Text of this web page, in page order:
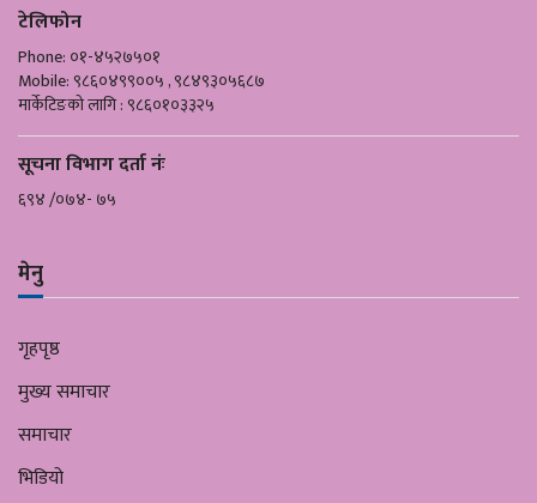
टेलिफोन
Phone: ०१-४५२७५०१
Mobile: ९८६०४९९००५ , ९८४९३०५६८७
मार्केटिङको लागि : ९८६०१०३३२५
सूचना विभाग दर्ता नंः
६९४ /०७४- ७५
मेनु
गृहपृष्ठ
मुख्य समाचार
समाचार
भिडियो